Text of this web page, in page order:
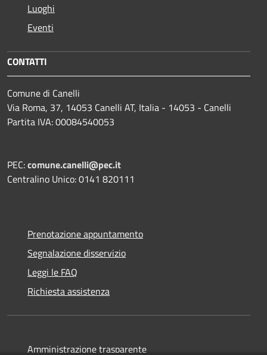
Luoghi
Eventi
CONTATTI
Comune di Canelli
Via Roma, 37, 14053 Canelli AT, Italia - 14053 - Canelli
Partita IVA: 00084540053
PEC:comune.canelli@pec.it
Centralino Unico: 0141 820111
Prenotazione appuntamento
Segnalazione disservizio
Leggi le FAQ
Richiesta assistenza
Amministrazione trasparente